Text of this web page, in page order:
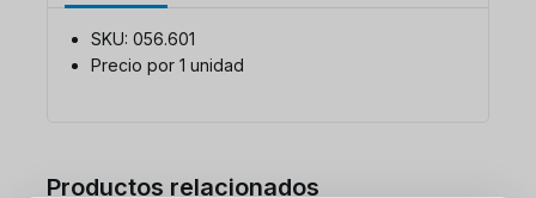
SKU: 056.601
Precio por 1 unidad
Productos relacionados